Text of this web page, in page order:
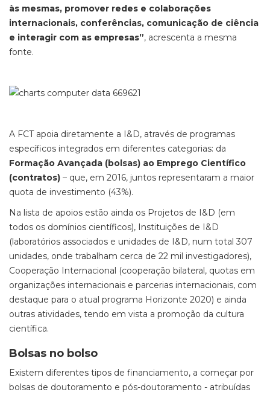
às mesmas, promover redes e colaborações
internacionais, conferências, comunicação de ciência
e interagir com as empresas”, acrescenta a mesma
fonte.
A FCT apoia diretamente a I&D, através de programas
específicos integrados em diferentes categorias: da
Formação Avançada (bolsas) ao Emprego Científico
(contratos) – que, em 2016, juntos representaram a maior
quota de investimento (43%).
Na lista de apoios estão ainda os Projetos de I&D (em
todos os domínios científicos), Instituições de I&D
(laboratórios associados e unidades de I&D, num total 307
unidades, onde trabalham cerca de 22 mil investigadores),
Cooperação Internacional (cooperação bilateral, quotas em
organizações internacionais e parcerias internacionais, com
destaque para o atual programa Horizonte 2020) e ainda
outras atividades, tendo em vista a promoção da cultura
científica.
Bolsas no bolso
Existem diferentes tipos de financiamento, a começar por
bolsas de doutoramento e pós-doutoramento - atribuídas